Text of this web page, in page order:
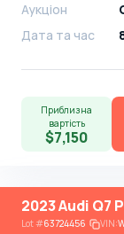
Аукціон
Дата та час
Приблизна
вартість
$7,150
2023 Audi Q7
Lot#63724456 VIN: